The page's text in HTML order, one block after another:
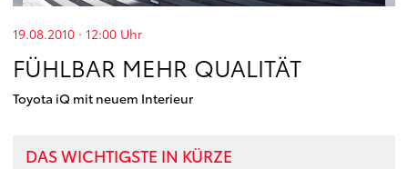
19.08.2010 · 12:00 Uhr
FÜHLBAR MEHR QUALITÄT
Toyota iQ mit neuem Interieur
DAS WICHTIGSTE IN KÜRZE